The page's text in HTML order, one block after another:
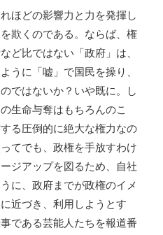
ほどの影響力と力を発揮し
欺くのである。ならば、権
ど比ではない「政府」は、
うに「嘘」で国民を操り、
ではないか？いや既に。し
生命与奪はもちろんのこ
る圧倒的に絶大な権力なの
てでも、政権を手放すわけ
ジアップを図るため、自社
に、政府までが政権のイメ
近づき、利用しようとす
である芸能人たちを報道番